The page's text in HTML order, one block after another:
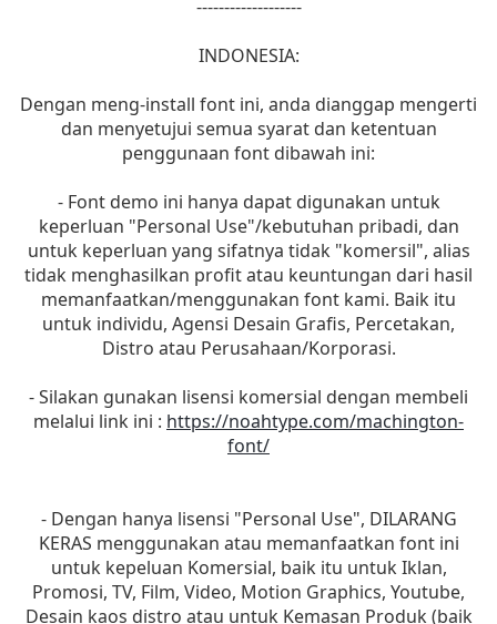
-------------------
INDONESIA:
Dengan meng-install font ini, anda dianggap mengerti
dan menyetujui semua syarat dan ketentuan
penggunaan font dibawah ini:
- Font demo ini hanya dapat digunakan untuk
keperluan "Personal Use"/kebutuhan pribadi, dan
untuk keperluan yang sifatnya tidak "komersil", alias
tidak menghasilkan profit atau keuntungan dari hasil
memanfaatkan/menggunakan font kami. Baik itu
untuk individu, Agensi Desain Grafis, Percetakan,
Distro atau Perusahaan/Korporasi.
- Silakan gunakan lisensi komersial dengan membeli
melalui link ini : https://noahtype.com/machington-
font/
- Dengan hanya lisensi "Personal Use", DILARANG
KERAS menggunakan atau memanfaatkan font ini
untuk kepeluan Komersial, baik itu untuk Iklan,
Promosi, TV, Film, Video, Motion Graphics, Youtube,
Desain kaos distro atau untuk Kemasan Produk (baik